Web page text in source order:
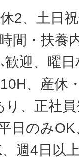
2、土日
間・扶養
迎、曜
、産休
、正社
日のみ
週4日以